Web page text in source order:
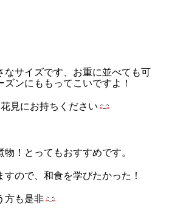
なサイズです、お重に並べても可
ンにももってこいですよ！
見にお持ちください
！とってもおすすめです。
ので、和食を学びたかった！
方も是非